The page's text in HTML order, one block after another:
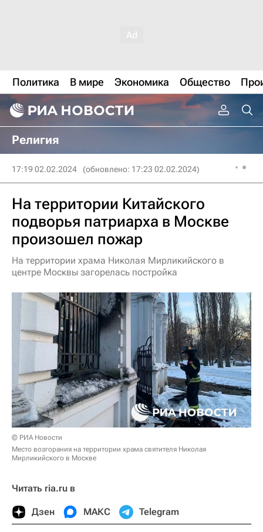
Политика В мире Экономика Общество
Религия
17:19 02.02.2024 (обновлено: 17:23 02.02.2024)
На территории Китайского
подворья патриарха в Москве
произошел пожар
На территории храма Николая Мирликийского в
центре Москвы загорелась постройка
© РИА Новости
Место возгорания на территории храма святителя Николая
Мирликийского в Москве
Читать ria.ru в
Дзен МАКС Telegram